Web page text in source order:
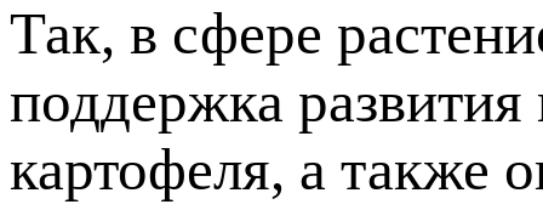
Так, в сфере
поддержка
картофеля, а также